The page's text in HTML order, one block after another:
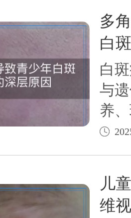
力
露
射
多
白
白
与
养
等
些
好
儿
维